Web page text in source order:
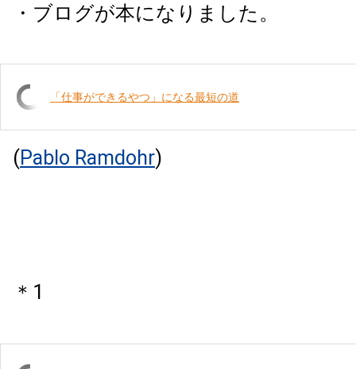
・ブログが本になりました。
「仕事ができるやつ」になる最短の道
(Pablo Ramdohr)
＊1